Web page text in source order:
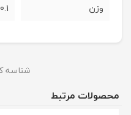
وزن
شناسه
محصولات مرتبط